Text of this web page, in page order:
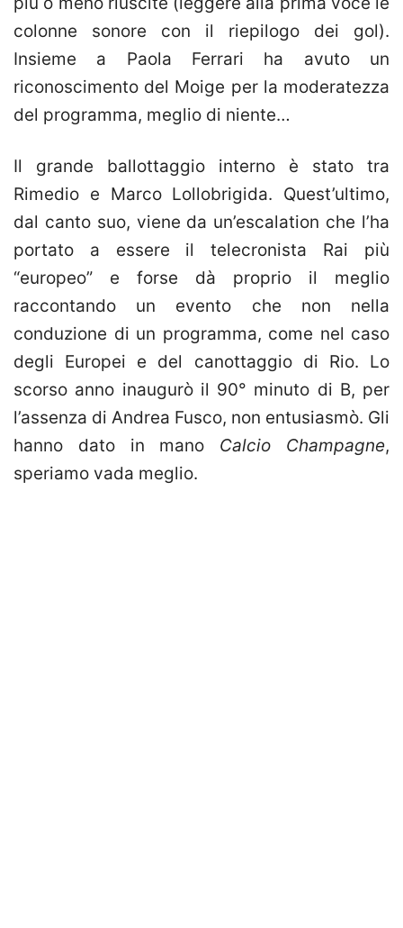
colonne sonore con il riepilogo dei gol).
Insieme a Paola Ferrari ha avuto un
riconoscimento del Moige per la moderatezza
del programma, meglio di niente…
Il grande ballottaggio interno è stato tra
Rimedio e Marco Lollobrigida. Quest’ultimo,
dal canto suo, viene da un’escalation che l’ha
portato a essere il telecronista Rai più
“europeo” e forse dà proprio il meglio
raccontando un evento che non nella
conduzione di un programma, come nel caso
degli Europei e del canottaggio di Rio. Lo
scorso anno inaugurò il 90° minuto di B, per
l’assenza di Andrea Fusco, non entusiasmò. Gli
hanno dato in mano Calcio Champagne,
speriamo vada meglio.